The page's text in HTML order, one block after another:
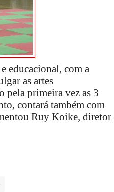
educacional, com a
as artes
pela primeira vez as 3
contará também com
Ruy Koike, diretor